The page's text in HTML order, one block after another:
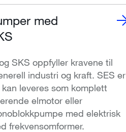
med
SKS oppfyller kravene til
industri og kraft. SES er
leveres som komplett
elmotor eller
med elektrisk
frekvensomformer.